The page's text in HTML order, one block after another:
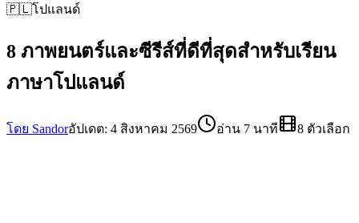
🇵🇱โปแลนด์
8 ภาพยนตร์และซีรีส์ที่ดีที่สุดสำหรับเรียน
ภาษาโปแลนด์
โดย Sandorอัปเดต: 4 สิงหาคม 2569 อ่าน 7 นาที 8 ตัวเลือก